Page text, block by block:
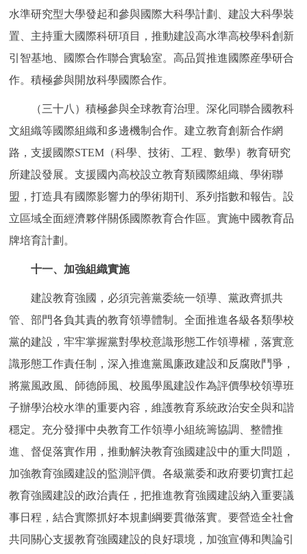
水準研究型大學發起和參與國際大科學計劃、建設大科學裝
置、主持重大國際科研項目，推動建設高水準高校學科創新
引智基地、國際合作聯合實驗室。高品質推進國際産學研合
作。積極參與開放科學國際合作。
（三十八）積極參與全球教育治理。深化同聯合國教科
文組織等國際組織和多邊機制合作。建立教育創新合作網
路，支援國際STEM（科學、技術、工程、數學）教育研究
所建設發展。支援國內高校設立教育類國際組織、學術聯
盟，打造具有國際影響力的學術期刊、系列指數和報告。設
立區域全面經濟夥伴關係國際教育合作區。實施中國教育品
牌培育計劃。
十一、加強組織實施
建設教育強國，必須完善黨委統一領導、黨政齊抓共
管、部門各負其責的教育領導體制。全面推進各級各類學校
黨的建設，牢牢掌握黨對學校意識形態工作領導權，落實意
識形態工作責任制，深入推進黨風廉政建設和反腐敗鬥爭，
將黨風政風、師德師風、校風學風建設作為評價學校領導班
子辦學治校水準的重要內容，維護教育系統政治安全與和諧
穩定。充分發揮中央教育工作領導小組統籌協調、整體推
進、督促落實作用，推動解決教育強國建設中的重大問題，
加強教育強國建設的監測評價。各級黨委和政府要切實扛起
教育強國建設的政治責任，把推進教育強國建設納入重要議
事日程，結合實際抓好本規劃綱要貫徹落實。要營造全社會
共同關心支援教育強國建設的良好環境，加強宣傳和輿論引